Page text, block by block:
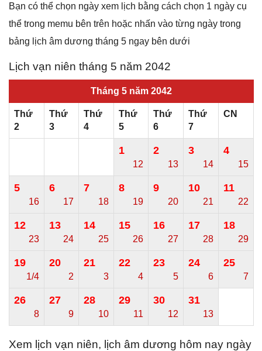
Bạn có thể chọn ngày xem lịch bằng cách chọn 1 ngày cụ
thể trong memu bên trên hoặc nhấn vào từng ngày trong
bảng lịch âm dương tháng 5 ngay bên dưới
Lịch vạn niên tháng 5 năm 2042
Tháng 5 năm 2042
Thứ
2
Thứ
3
Thứ
4
Thứ
5
Thứ
6
Thứ
7
CN
1
12
2
13
3
14
4
15
5
16
6
17
7
18
8
19
9
20
10
21
11
22
12
23
13
24
14
25
15
26
16
27
17
28
18
29
19
1/4
20
2
21
3
22
4
23
5
24
6
25
7
26
8
27
9
28
10
29
11
30
12
31
13
Xem lịch vạn niên, lịch âm dương hôm nay ngày